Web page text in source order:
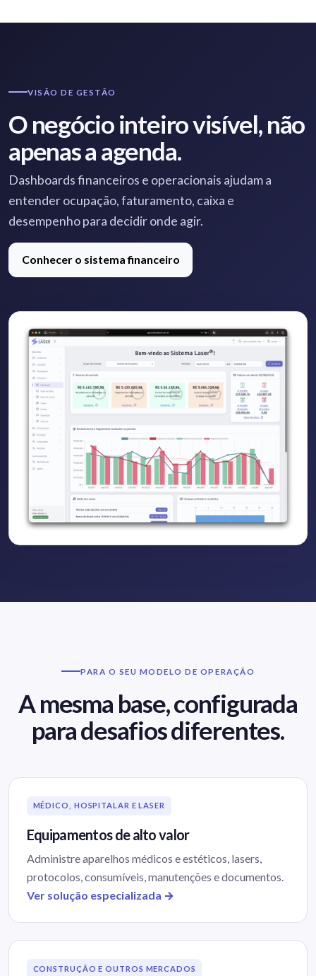
VISÃO DE GESTÃO
O negócio inteiro visível, não
apenas a agenda.
Dashboards financeiros e operacionais ajudam a
entender ocupação, faturamento, caixa e
desempenho para decidir onde agir.
Conhecer o sistema financeiro
PARA O SEU MODELO DE OPERAÇÃO
A mesma base, configurada
para desafios diferentes.
MÉDICO, HOSPITALAR E LASER
Equipamentos de alto valor
Administre aparelhos médicos e estéticos, lasers,
protocolos, consumíveis, manutenções e documentos.
Ver solução especializada →
CONSTRUÇÃO E OUTROS MERCADOS